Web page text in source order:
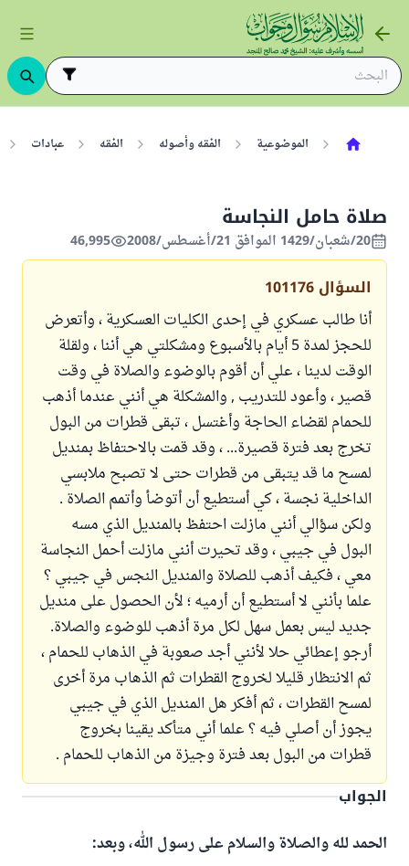
الموضوعية الفقه وأصوله الفقه عبادات
صلاة حامل النجاسة
20/شعبان/1429 الموافق 21/أغسطس/2008 46,995
السؤال 101176
أنا طالب عسكري في إحدى الكليات العسكرية ، وأتعرض
للحجز لمدة 5 أيام بالأسبوع ومشكلتي هي أننا ، ولقلة
الوقت لدينا ، علي أن أقوم بالوضوء والصلاة في وقت
قصير ، وأعود للتدريب , والمشكلة هي أنني عندما أذهب
للحمام لقضاء الحاجة وأغتسل ، تبقى قطرات من البول
تخرج بعد فترة قصيرة... ، وقد قمت بالاحتفاظ بمنديل
لمسح ما قد يتبقى من قطرات حتى لا تصبح ملابسي
الداخلية نجسة ، كي أستطيع أن أتوضأ وأتمم الصلاة .
ولكن سؤالي أنني مازلت احتفظ بالمنديل الذي مسه
البول في جيبي ، وقد تحيرت أنني مازلت أحمل النجاسة
معي ، فكيف أذهب للصلاة والمنديل النجس في جيبي ؟
علما بأنني لا أستطيع أن أرميه ؛ لأن الحصول على منديل
جديد ليس بعمل سهل لكل مرة أذهب للوضوء والصلاة.
أرجو إعطائي حلا لأنني أجد صعوبة في الذهاب للحمام ،
ثم الانتظار قليلا لخروج القطرات ثم الذهاب مرة أخرى
لمسح القطرات ، ثم أفكر هل المنديل الذي في جيبي
يجوز أن أصلي فيه ؟ علما أني متأكد يقينا بخروج
قطرات من البول بعد فترة وجيزة من الذهاب للحمام .
الجواب
الحمد لله والصلاة والسلام على رسول الله، وبعد: